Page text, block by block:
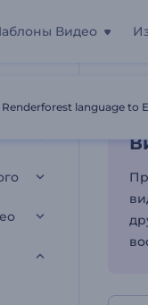
Видео
language to